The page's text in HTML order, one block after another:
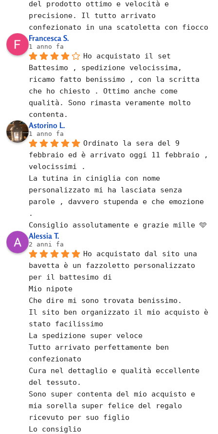
del prodotto ottimo e velocità e
precisione. Il tutto arrivato
confezionato in una scatoletta con fiocco
Francesca S.
1 anno fa
Ho acquistato il set
Battesimo , spedizione velocissima,
ricamo fatto benissimo , con la scritta
che ho chiesto . Ottimo anche come
qualità. Sono rimasta veramente molto
contenta.
Astorino L.
1 anno fa
Ordinato la sera del 9
febbraio ed è arrivato oggi 11 febbraio ,
velocissimi .
La tutina in ciniglia con nome
personalizzato mi ha lasciata senza
parole , davvero stupenda e che emozione
.
Consiglio assolutamente e grazie mille 🩵
Alessia T.
2 anni fa
Ho acquistato dal sito una
bavetta è un fazzoletto personalizzato
per il battesimo di
Mio nipote
Che dire mi sono trovata benissimo.
Il sito ben organizzato il mio acquisto è
stato facilissimo
La spedizione super veloce
Tutto arrivato perfettamente ben
confezionato
Cura nel dettaglio e qualità eccellente
del tessuto.
Sono super contenta del mio acquisto e
mia sorella super felice del regalo
ricevuto per suo figlio
Lo consiglio